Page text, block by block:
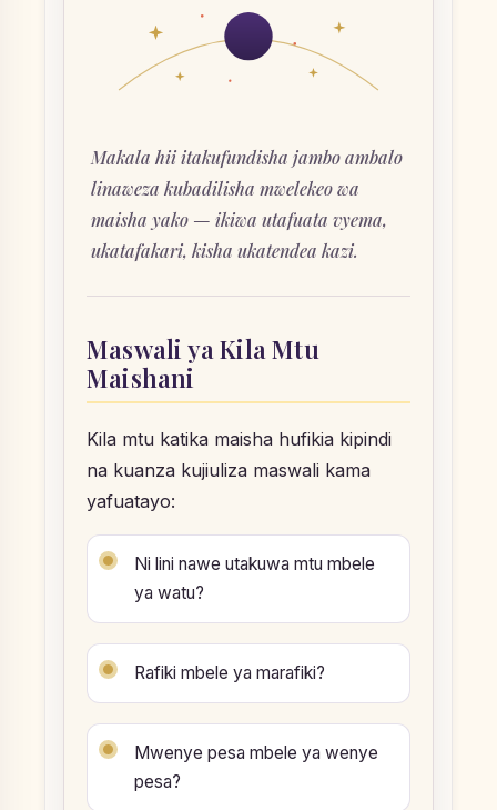
Makala hii itakufundisha jambo ambalo
linaweza kubadilisha mwelekeo wa
maisha yako — ikiwa utafuata vyema,
ukatafakari, kisha ukatendea kazi.
Maswali ya Kila Mtu
Maishani
Kila mtu katika maisha hufikia kipindi
na kuanza kujiuliza maswali kama
yafuatayo:
Ni lini nawe utakuwa mtu mbele
ya watu?
Rafiki mbele ya marafiki?
Mwenye pesa mbele ya wenye
pesa?